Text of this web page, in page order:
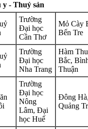
y - Thuỷ sản
Trường
Đại học
Cần Thơ
Mỏ Cày
Bến Tre
Trường
Đại học
Nha Trang
Hàm
Bắc,
Thuận
Trường
Đại học
Nông
Lâm, Đại
học Huế
Đông
Quảng